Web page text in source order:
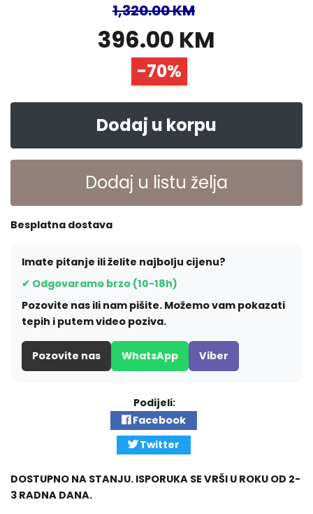
1,320.00 KM
396.00 KM
-70%
Dodaj u korpu
Dodaj u listu želja
Besplatna dostava
Imate pitanje ili želite najbolju cijenu?
✔ Odgovaramo brzo (10-18h)
Pozovite nas ili nam pišite. Možemo vam pokazati
tepih i putem video poziva.
Pozovite nas WhatsApp Viber
Podijeli:
Facebook
Twitter
DOSTUPNO NA STANJU. ISPORUKA SE VRŠI U ROKU OD 2-
3 RADNA DANA.